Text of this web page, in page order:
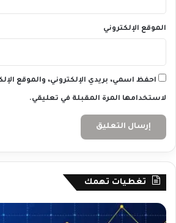
الموقع الإلكتروني
احفظ اسمي، بريدي الإلكتروني، والموقع
لاستخدامها المرة المقبلة في تعليقي.
تغطيات تهمك